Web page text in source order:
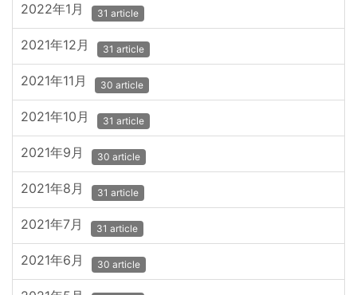
2022年1月 31 article
2021年12月 31 article
2021年11月 30 article
2021年10月 31 article
2021年9月 30 article
2021年8月 31 article
2021年7月 31 article
2021年6月 30 article